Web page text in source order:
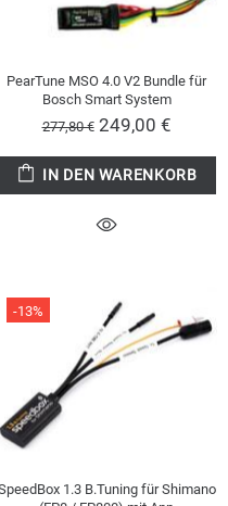
PearTune MSO 4.0 V2 Bundle für
Bosch Smart System
277,80 € 249,00 €
IN DEN WARENKORB
-13%
1.3 B.Tuning für Shimano